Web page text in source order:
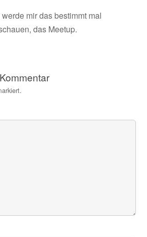
werde mir das bestimmt mal
das Meetup.